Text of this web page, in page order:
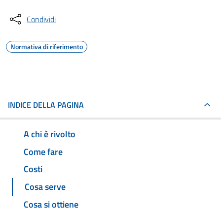
Condividi
Normativa di riferimento
INDICE DELLA PAGINA
A chi è rivolto
Come fare
Costi
Cosa serve
Cosa si ottiene